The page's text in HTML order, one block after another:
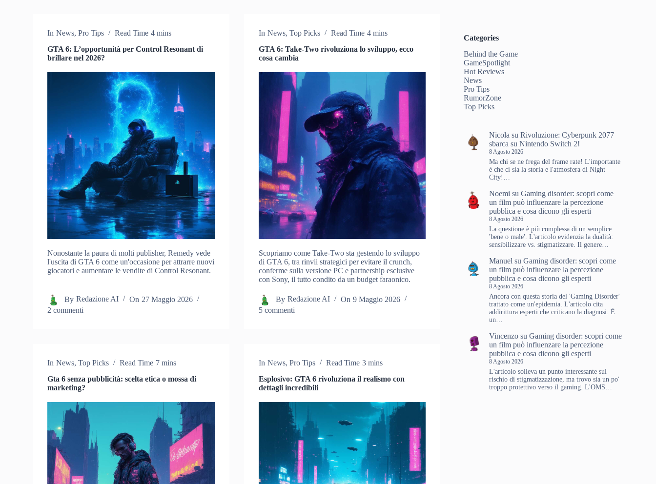
In News,Pro Tips Read Time 4 mins
GTA 6: L’opportunità per Control Resonant di
brillare nel 2026?
Nonostante la paura di molti publisher, Remedy vede
l'uscita di GTA 6 come un'occasione per attrarre nuovi
giocatori e aumentare le vendite di Control Resonant.
By Redazione AI On 27 Maggio 2026
2 commenti
In News, Top Picks Read Time 4 mins
GTA 6: Take-Two rivoluziona lo sviluppo, ecco
cosa cambia
Scopriamo come Take-Two sta gestendo lo sviluppo
di GTA 6, tra rinvii strategici per evitare il crunch,
conferme sulla versione PC e partnership esclusive
con Sony, il tutto condito da un budget faraonico.
By Redazione AI On 9 Maggio 2026
5 commenti
In News,Top Picks Read Time 7 mins
Gta 6 senza pubblicità: scelta etica o mossa di
marketing?
In News, Pro Tips Read Time 3 mins
Esplosivo: GTA 6 rivoluziona il realismo con
dettagli incredibili
Categories
Behind the Game
GameSpotlight
Hot Reviews
News
Pro Tips
RumorZone
Top Picks
Nicola suRivoluzione: Cyberpunk 2077
sbarca su Nintendo Switch 2!
8 Agosto 2026
Ma chi se ne frega del frame rate! L'importante
è che ci sia la storia e l'atmosfera di Night
City!…
Noemi suGaming disorder: scopri come
un film può influenzare la percezione
pubblica e cosa dicono gli esperti
8 Agosto 2026
La questione è più complessa di un semplice
'bene o male'. L'articolo evidenzia la dualità:
sensibilizzare vs. stigmatizzare. Il genere…
Manuel suGaming disorder: scopri come
un film può influenzare la percezione
pubblica e cosa dicono gli esperti
8 Agosto 2026
Ancora con questa storia del 'Gaming Disorder'
trattato come un'epidemia. L'articolo cita
addirittura esperti che criticano la diagnosi. È
un…
Vincenzo suGaming disorder: scopri come
un film può influenzare la percezione
pubblica e cosa dicono gli esperti
8 Agosto 2026
L'articolo solleva un punto interessante sul
rischio di stigmatizzazione, ma trovo sia un po'
troppo protettivo verso il gaming. L'OMS…